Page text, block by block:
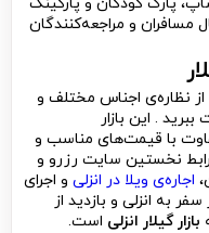
مسافران و مراجعه‌کنندگان
نظاره‌ی اجناس مختلف و
. این بازار
با قیمت‌های مناسب و
نخستین سایت رزرو و
اجاره‌ی ویلا در انزلی و اجرای
به انزلی و بازدید از
بازار گیلار انزلی است.